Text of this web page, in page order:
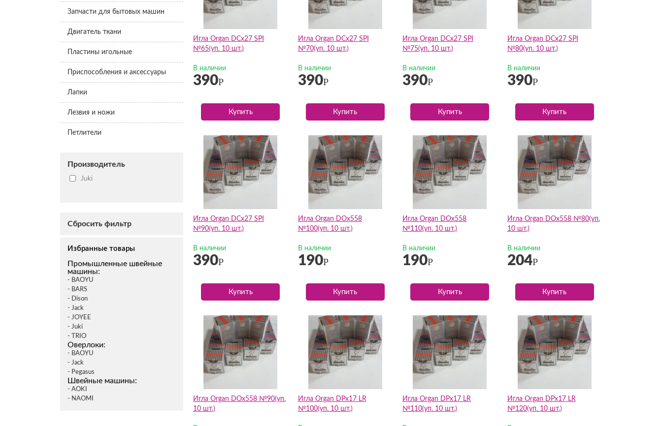
Запчасти для бытовых машин
Двигатель ткани
Пластины игольные
Приспособления и аксессуары
Лапки
Лезвия и ножи
Петлители
Производитель
Juki
Сбросить фильтр
Избранные товары
Промышленные швейные
машины:
- BAOYU
- BARS
- Dison
- Jack
- JOYEE
- Juki
- TRIO
Оверлоки:
- BAOYU
- Jack
- Pegasus
Швейные машины:
- AOKI
- NAOMI
Игла Organ DCх27 SPI
№65(уп. 10 шт.)
В наличии
390Р
Купить
Игла Organ DCх27 SPI
№70(уп. 10 шт.)
В наличии
390Р
Купить
Игла Organ DCх27 SPI
№75(уп. 10 шт.)
В наличии
390Р
Купить
Игла Organ DCх27 SPI
№80(уп. 10 шт.)
В наличии
390Р
Купить
Игла Organ DCх27 SPI
№90(уп. 10 шт.)
В наличии
390Р
Купить
Игла Organ DOх558
№100(уп. 10 шт.)
В наличии
190Р
Купить
Игла Organ DOх558
№110(уп. 10 шт.)
В наличии
190Р
Купить
Игла Organ DOх558 №80(уп.
10 шт.)
В наличии
204Р
Купить
Игла Organ DOх558 №90(уп.
10 шт.)
Игла Organ DPх17 LR
№100(уп. 10 шт.)
Игла Organ DPх17 LR
№110(уп. 10 шт.)
Игла Organ DPх17 LR
№120(уп. 10 шт.)